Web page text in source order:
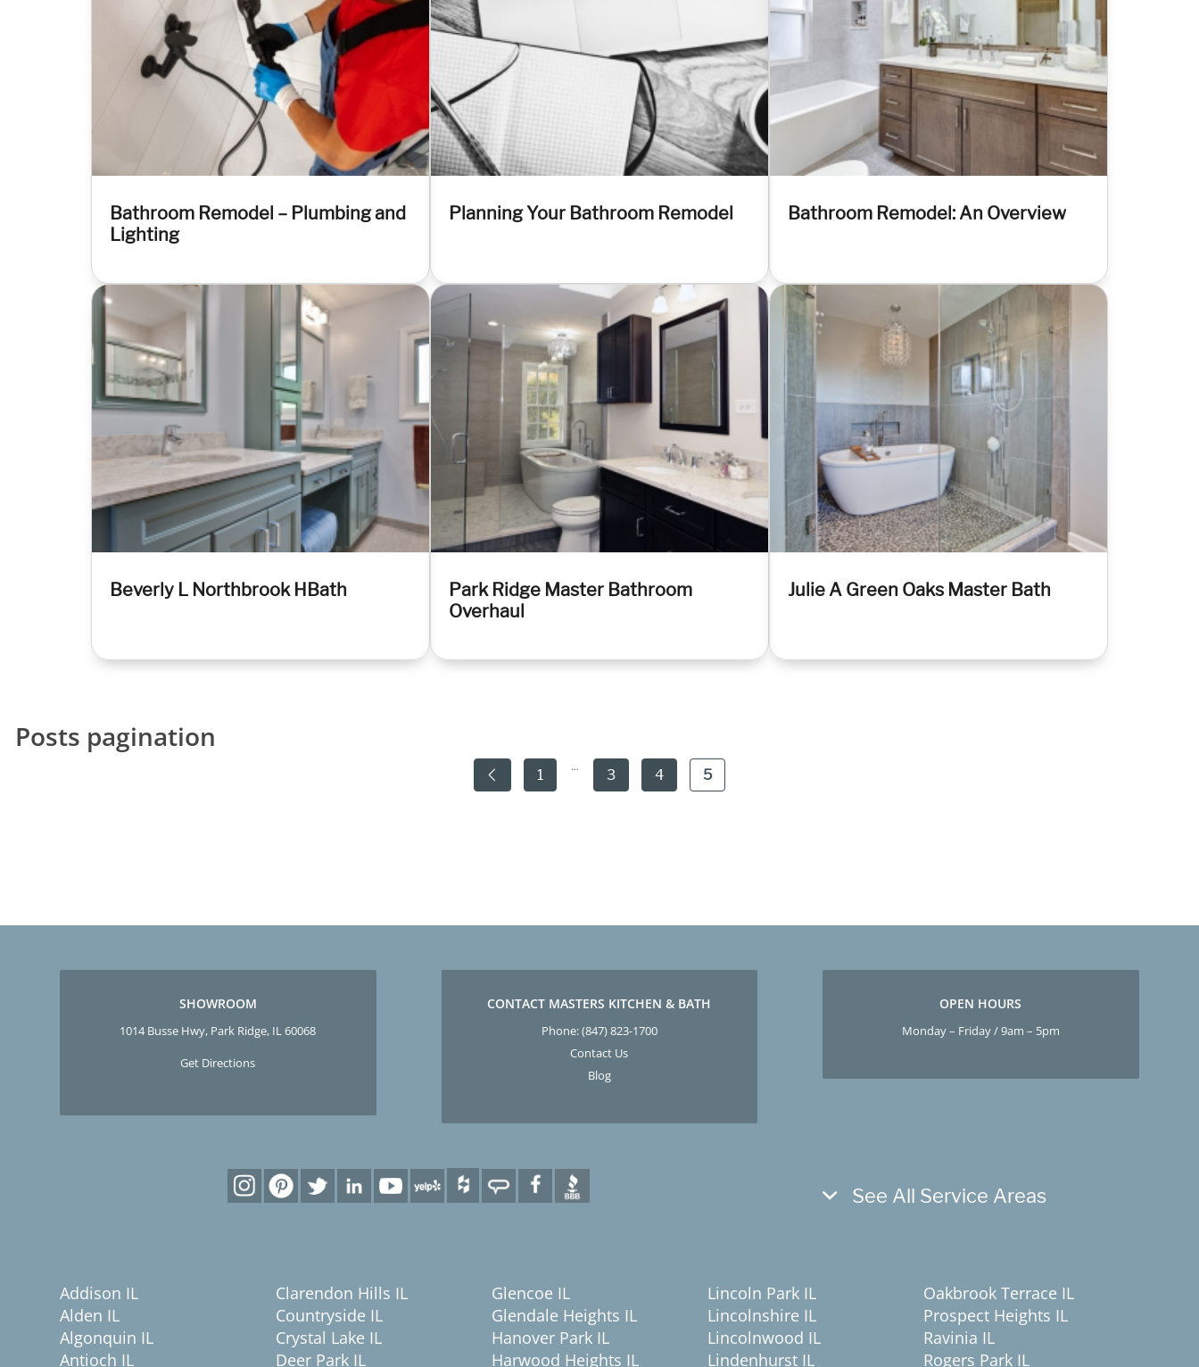
Bathroom Remodel – Plumbing and
Lighting
Planning Your Bathroom Remodel Bathroom Remodel: An Overview
Beverly L Northbrook HBath
Park Ridge Master Bathroom
Overhaul
Julie A Green Oaks Master Bath
Posts pagination
1
…
3 4 5
SHOWROOM
1014 Busse Hwy, Park Ridge, IL 60068
Get Directions
CONTACT MASTERS KITCHEN & BATH
Phone:(847) 823-1700
Contact Us
Blog
OPEN HOURS
Monday – Friday / 9am – 5pm
See All Service Areas
Addison IL
Alden IL
Algonquin IL
Antioch IL
Clarendon Hills IL
Countryside IL
Crystal Lake IL
Deer Park IL
Glencoe IL
Glendale Heights IL
Hanover Park IL
Harwood Heights IL
Lincoln Park IL
Lincolnshire IL
Lincolnwood IL
Lindenhurst IL
Oakbrook Terrace IL
Prospect Heights IL
Ravinia IL
Rogers Park IL